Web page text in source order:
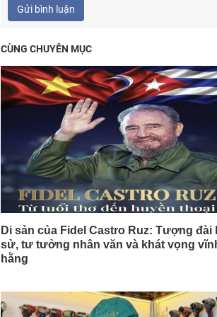
Gửi bình luận
CÙNG CHUYÊN MỤC
Di sản của Fidel Castro Ruz: Tượng đài
sử, tư tưởng nhân văn và khát vọng
hằng